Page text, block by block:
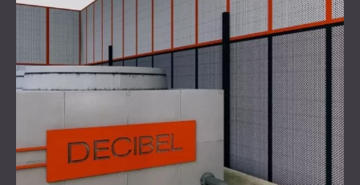
във всичките 12 третирани зони. Жителите в близост
до завода съобщиха за забележимо подобрение в
нивата на шум в околната среда.
Успехът на проекта демонстрира как целенасочените,
висококачествени мерки за звукоизолация могат
ефективно да управляват индустриалния шум в
За пореден път DECIBEL изпълни обещанието си за
инженерно съвършенство, балансирайки
производителност, функционалност и грижа към
общността.Свържете се с насза професионален